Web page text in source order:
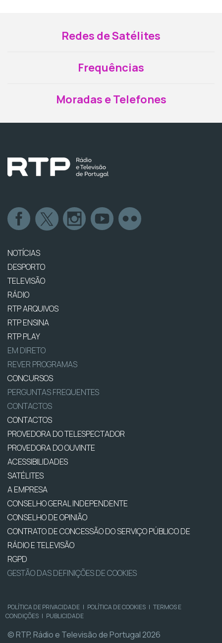
Redes de Satélites
Frequências
Moradas e Telefones
NOTÍCIAS
DESPORTO
TELEVISÃO
RÁDIO
RTP ARQUIVOS
RTP ENSINA
RTP PLAY
EM DIRETO
REVER PROGRAMAS
CONCURSOS
PERGUNTAS FREQUENTES
CONTACTOS
CONTACTOS
PROVEDORA DO TELESPECTADOR
PROVEDORA DO OUVINTE
ACESSIBILIDADES
SATÉLITES
A EMPRESA
CONSELHO GERAL INDEPENDENTE
CONSELHO DE OPINIÃO
CONTRATO DE CONCESSÃO DO SERVIÇO PÚBLICO DE
RÁDIO E TELEVISÃO
RGPD
GESTÃO DAS DEFINIÇÕES DE COOKIES
POLÍTICA DE PRIVACIDADE | POLÍTICA DE COOKIES | TERMOS E
CONDIÇÕES | PUBLICIDADE
© RTP, Rádio e Televisão de Portugal 2026